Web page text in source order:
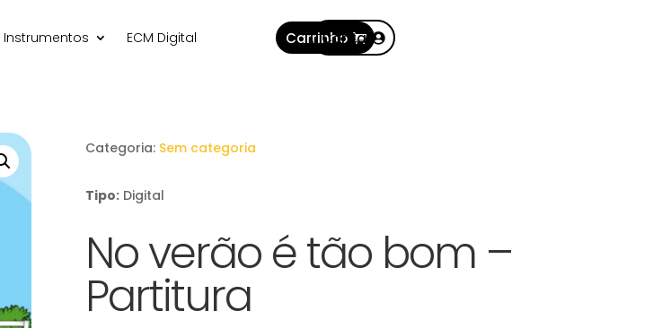
Instrumentos ECM Digital Carrinho
Conta
Categoria: Sem categoria
Tipo: Digital
No verão é tão bom –
Partitura